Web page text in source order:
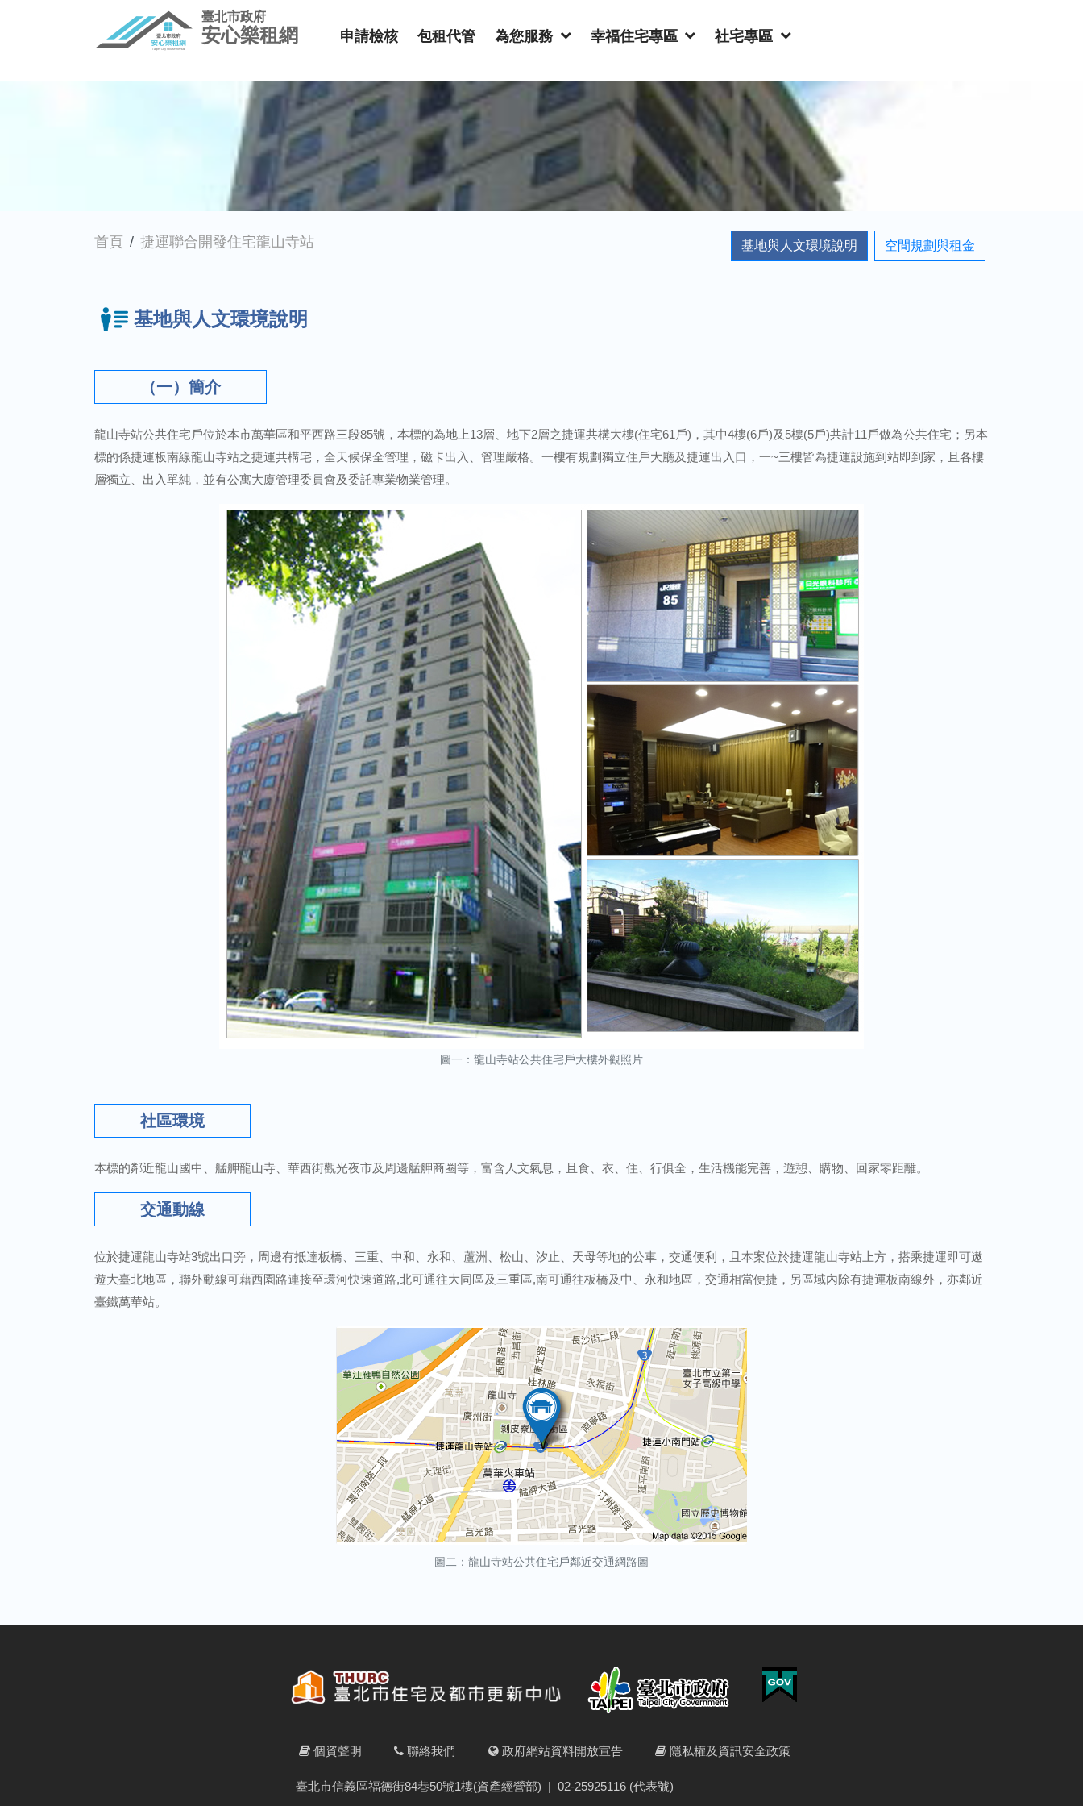
臺北市政府
安心樂租網 申請檢核 包租代管 為您服務 幸福住宅專區 社宅專區
首頁 捷運聯合開發住宅龍山寺站 基地與人文環境說明 空間規劃與租金
基地與人文環境說明
（一）簡介
龍山寺站公共住宅戶位於本市萬華區和平西路三段85號，本標的為地上13層、地下2層之捷運共構大樓(住宅61戶)，其中4樓(6戶)及5樓(5戶)共計11戶做為公共住宅；另本
標的係捷運板南線龍山寺站之捷運共構宅，全天候保全管理，磁卡出入、管理嚴格。一樓有規劃獨立住戶大廳及捷運出入口，一~三樓皆為捷運設施到站即到家，且各樓
層獨立、出入單純，並有公寓大廈管理委員會及委託專業物業管理。
圖一：龍山寺站公共住宅戶大樓外觀照片
社區環境
本標的鄰近龍山國中、艋舺龍山寺、華西街觀光夜市及周邊艋舺商圈等，富含人文氣息，且食、衣、住、行俱全，生活機能完善，遊憩、購物、回家零距離。
交通動線
位於捷運龍山寺站3號出口旁，周邊有抵達板橋、三重、中和、永和、蘆洲、松山、汐止、天母等地的公車，交通便利，且本案位於捷運龍山寺站上方，搭乘捷運即可遨
遊大臺北地區，聯外動線可藉西園路連接至環河快速道路,北可通往大同區及三重區,南可通往板橋及中、永和地區，交通相當便捷，另區域內除有捷運板南線外，亦鄰近
臺鐵萬華站。
圖二：龍山寺站公共住宅戶鄰近交通網路圖
個資聲明 聯絡我們 政府網站資料開放宣告 隱私權及資訊安全政策
臺北市信義區福德街84巷50號1樓(資產經營部) | 02-25925116 (代表號)